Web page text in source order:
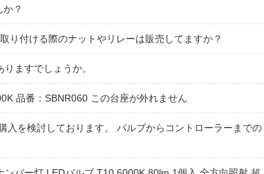
？
り付ける際のナットやリレーは販売してますか？
ますでしょうか。
品番：SBNR060 この台座が外れません
入を検討しております。 バルブからコントローラーまでの